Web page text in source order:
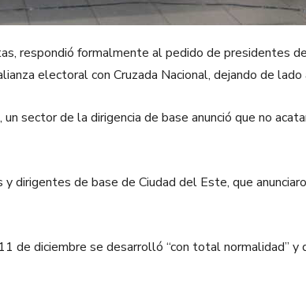
respondió formalmente al pedido de presidentes
electoral con Cruzada Nacional, dejando de lado
sector de la dirigencia de base anunció que no
dirigentes de base de Ciudad del Este, que
de diciembre se desarrolló “con total normalidad” y